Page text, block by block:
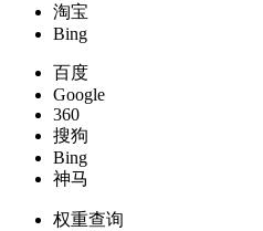
淘宝
Bing
百度
Google
360
搜狗
Bing
神马
权重查询